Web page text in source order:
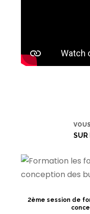
SUR
2ème session de